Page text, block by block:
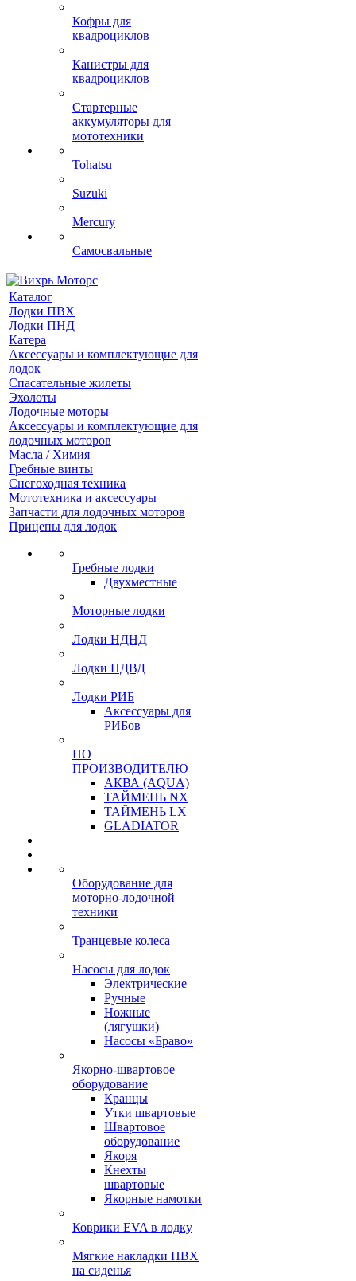
Кофры для
квадроциклов
Канистры для
квадроциклов
Стартерные
аккумуляторы для
мототехники
Tohatsu
Suzuki
Mercury
Самосвальные
Каталог
Лодки ПВХ
Лодки ПНД
Катера
Аксессуары и комплектующие для
лодок
Спасательные жилеты
Эхолоты
Лодочные моторы
Аксессуары и комплектующие для
лодочных моторов
Масла / Химия
Гребные винты
Снегоходная техника
Мототехника и аксессуары
Запчасти для лодочных моторов
Прицепы для лодок
Гребные лодки
Двухместные
Моторные лодки
Лодки НДНД
Лодки НДВД
Лодки РИБ
Аксессуары для
РИБов
ПО
ПРОИЗВОДИТЕЛЮ
АКВА (AQUA)
ТАЙМЕНЬ NX
ТАЙМЕНЬ LX
GLADIATOR
Оборудование для
моторно-лодочной
техники
Транцевые колеса
Насосы для лодок
Электрические
Ручные
Ножные
(лягушки)
Насосы «Браво»
Якорно-швартовое
оборудование
Кранцы
Утки швартовые
Швартовое
оборудование
Якоря
Кнехты
швартовые
Якорные намотки
Коврики EVA в лодку
Мягкие накладки ПВХ
на сиденья